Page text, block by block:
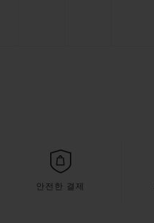
안전한 결제